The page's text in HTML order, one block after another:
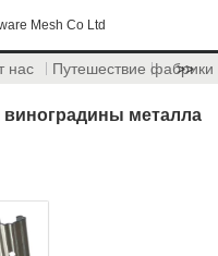
Mesh Co Ltd
нас Путешествие фабрики
>>
металла